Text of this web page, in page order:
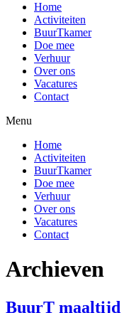
Home
Activiteiten
BuurTkamer
Doe mee
Verhuur
Over ons
Vacatures
Contact
Menu
Home
Activiteiten
BuurTkamer
Doe mee
Verhuur
Over ons
Vacatures
Contact
Archieven
BuurT maaltijd